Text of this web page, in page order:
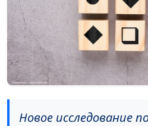
Новое исследование